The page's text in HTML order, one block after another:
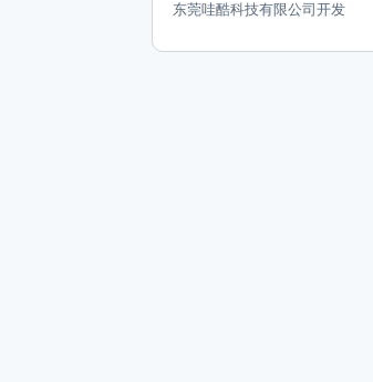
东莞哇酷科技有限公司开发